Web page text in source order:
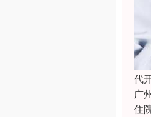
代
广
住